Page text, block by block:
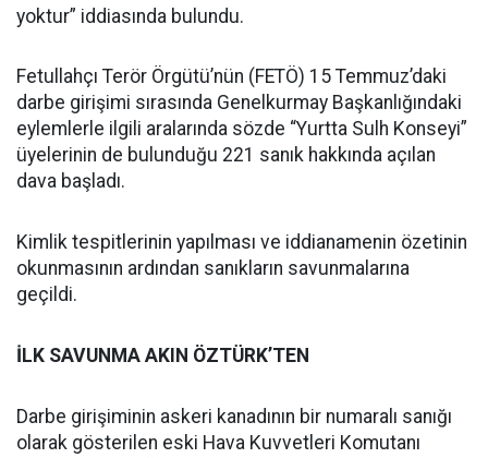
yoktur” iddiasında bulundu.
Fetullahçı Terör Örgütü’nün (FETÖ) 15 Temmuz’daki
darbe girişimi sırasında Genelkurmay Başkanlığındaki
eylemlerle ilgili aralarında sözde “Yurtta Sulh Konseyi”
üyelerinin de bulunduğu 221 sanık hakkında açılan
dava başladı.
Kimlik tespitlerinin yapılması ve iddianamenin özetinin
okunmasının ardından sanıkların savunmalarına
geçildi.
İLK SAVUNMA AKIN ÖZTÜRK’TEN
Darbe girişiminin askeri kanadının bir numaralı sanığı
olarak gösterilen eski Hava Kuvvetleri Komutanı